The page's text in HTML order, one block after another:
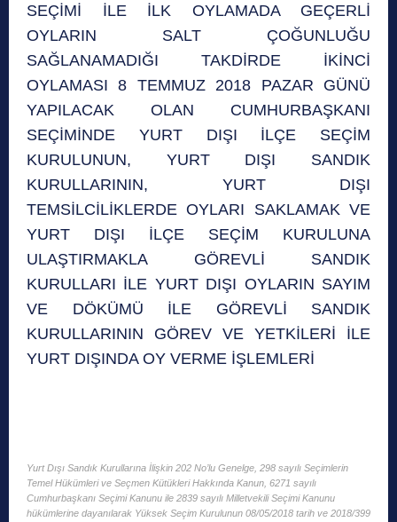
SEÇİMİ İLE İLK OYLAMADA GEÇERLİ
OYLARIN SALT ÇOĞUNLUĞU
SAĞLANAMADIĞI TAKDİRDE İKİNCİ
OYLAMASI 8 TEMMUZ 2018 PAZAR GÜNÜ
YAPILACAK OLAN CUMHURBAŞKANI
SEÇİMİNDE YURT DIŞI İLÇE SEÇİM
KURULUNUN, YURT DIŞI SANDIK
KURULLARININ, YURT DIŞI
TEMSİLCİLİKLERDE OYLARI SAKLAMAK VE
YURT DIŞI İLÇE SEÇİM KURULUNA
ULAŞTIRMAKLA GÖREVLİ SANDIK
KURULLARI İLE YURT DIŞI OYLARIN SAYIM
VE DÖKÜMÜ İLE GÖREVLİ SANDIK
KURULLARININ GÖREV VE YETKİLERİ İLE
YURT DIŞINDA OY VERME İŞLEMLERİ
Yurt Dışı Sandık Kurullarına İlişkin 202 No’lu Genelge, 298 sayılı Seçimlerin
Temel Hükümleri ve Seçmen Kütükleri Hakkında Kanun, 6271 sayılı
Cumhurbaşkanı Seçimi Kanunu ile 2839 sayılı Milletvekili Seçimi Kanunu
hükümlerine dayanılarak Yüksek Seçim Kurulunun 08/05/2018 tarih ve 2018/399